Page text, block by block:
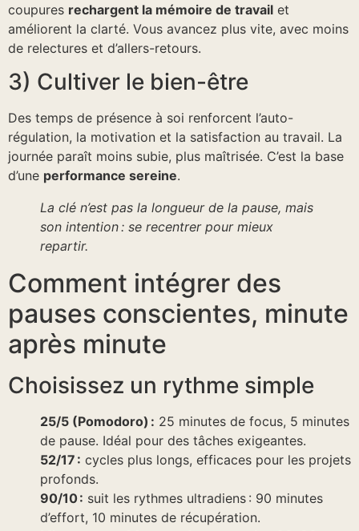
coupures rechargent la mémoire de travail et
améliorent la clarté. Vous avancez plus vite, avec moins
de relectures et d’allers-retours.
3) Cultiver le bien-être
Des temps de présence à soi renforcent l’auto-
régulation, la motivation et la satisfaction au travail. La
journée paraît moins subie, plus maîtrisée. C’est la base
d’une performance sereine.
La clé n’est pas la longueur de la pause, mais
son intention : se recentrer pour mieux
repartir.
Comment intégrer des
pauses conscientes, minute
après minute
Choisissez un rythme simple
25/5 (Pomodoro) : 25 minutes de focus, 5 minutes
de pause. Idéal pour des tâches exigeantes.
52/17 : cycles plus longs, efficaces pour les projets
profonds.
90/10 : suit les rythmes ultradiens : 90 minutes
d’effort, 10 minutes de récupération.